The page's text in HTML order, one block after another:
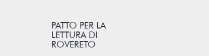
PATTO PER LA
LETTURA DI
ROVERETO